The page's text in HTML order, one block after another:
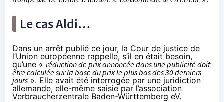
Le cas Aldi…
Dans un arrêt publié ce jour, la Cour de justice de
l’Union européenne rappelle, s’il en était besoin,
qu’une « réduction de prix annoncée dans une publicité doit
être calculée sur la base du prix le plus bas des 30 derniers
jours ». Elle avait été interrogée par une juridiction
allemande, elle-même saisie par l’association
Verbraucherzentrale Baden-Württemberg eV.